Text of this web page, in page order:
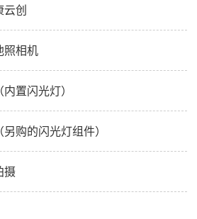
云创
照相机
置闪光灯）
购的闪光灯组件）
摄